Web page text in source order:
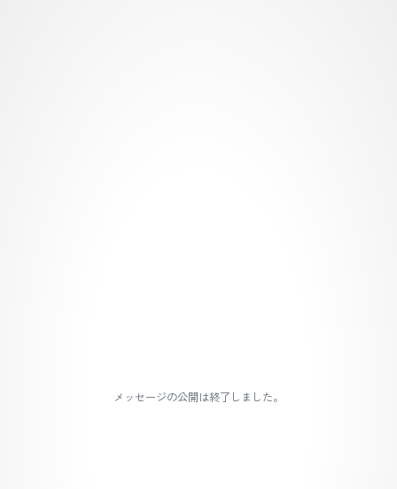
メッセージの公開は終了しました。